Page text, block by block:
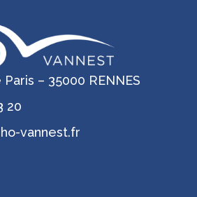
– 35000 RENNES
20
vannest.fr